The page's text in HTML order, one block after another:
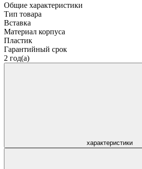
Общие характеристики
Тип товара
Вставка
Материал корпуса
Пластик
Гарантийный срок
2 год(а)
характеристики